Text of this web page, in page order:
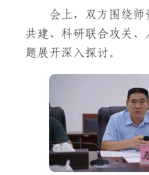
会上，双方围绕师
共建、科研联合攻关、
题展开深入探讨。